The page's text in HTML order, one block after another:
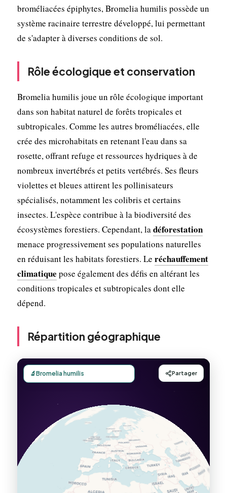
broméliacées épiphytes, Bromelia humilis possède un
système racinaire terrestre développé, lui permettant
de s'adapter à diverses conditions de sol.
Rôle écologique et conservation
Bromelia humilis joue un rôle écologique important
dans son habitat naturel de forêts tropicales et
subtropicales. Comme les autres broméliacées, elle
crée des microhabitats en retenant l'eau dans sa
rosette, offrant refuge et ressources hydriques à de
nombreux invertébrés et petits vertébrés. Ses fleurs
violettes et bleues attirent les pollinisateurs
spécialisés, notamment les colibris et certains
insectes. L'espèce contribue à la biodiversité des
écosystèmes forestiers. Cependant, ladéforestation
menace progressivement ses populations naturelles
en réduisant les habitats forestiers. Le réchauffement
climatique pose également des défis en altérant les
conditions tropicales et subtropicales dont elle
dépend.
Répartition géographique